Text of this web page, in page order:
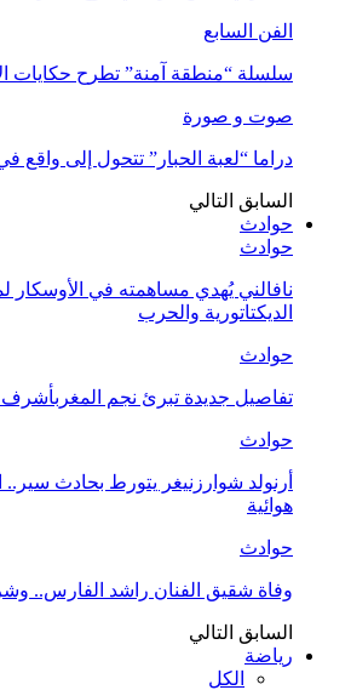
الفن السابع
سلسلة “منطقة آمنة” تطرح حكايات
صوت و صورة
دراما “لعبة الحبار” تتحول إلى واقع
السابق التالي
حوادث
حوادث
نافالني يُهدي مساهمته في الأوسكار
الديكتاتورية والحرب
حوادث
تفاصيل جديدة تبرئ نجم
حوادث
أرنولد شوارزنيغر يتورط بحادث
هوائية
حوادث
وفاة شقيق الفنان راشد الفارس..
السابق التالي
رياضة
الكل